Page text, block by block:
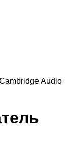
Audio